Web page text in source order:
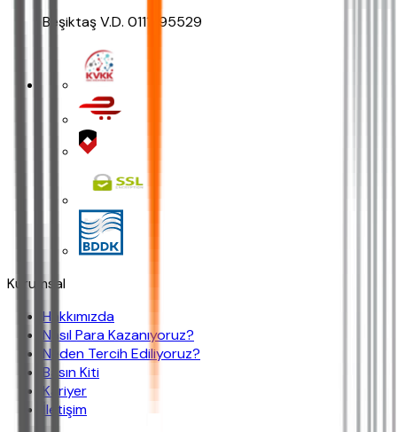
Beşiktaş V.D. 0111295529
Kurumsal
Hakkımızda
Nasıl Para Kazanıyoruz?
Neden Tercih Ediliyoruz?
Basın Kiti
Kariyer
İletişim